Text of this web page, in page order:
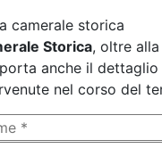
camerale storica
Storica, oltre
anche il
nel corso del